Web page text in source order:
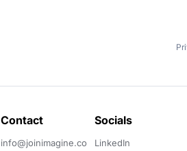
Contact
info@joinimagine.co
Socials
LinkedIn